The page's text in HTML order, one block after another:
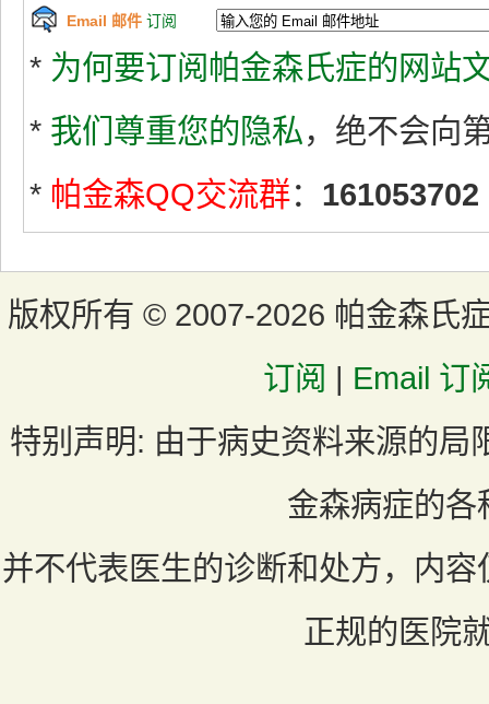
Email 邮件 订阅
* 为何要订阅帕金森氏症的网站
* 我们尊重您的隐私，绝不会向
* 帕金森QQ交流群： 161053702
版权所有 © 2007-2026 帕金森氏
订阅 | Email 订
特别声明: 由于病史资料来源的局
金森病症的各
并不代表医生的诊断和处方，内
正规的医院